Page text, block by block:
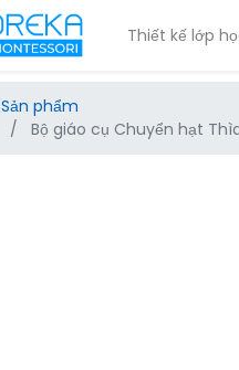
Thiết kế lớp
Sản phẩm
Bộ giáo cụ Chuyển hạt